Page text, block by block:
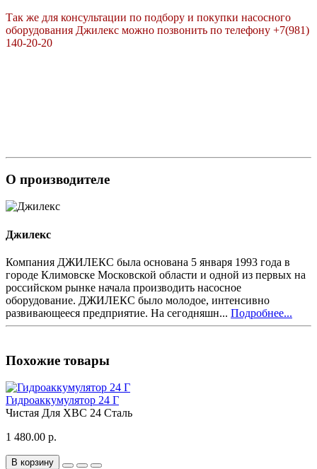
Так же для консультации по подбору и покупки насосного
оборудования Джилекс можно позвонить по телефону +7(981)
140-20-20
О производителе
Джилекс
Компания ДЖИЛЕКС была основана 5 января 1993 года в
городе Климовске Московской области и одной из первых на
российском рынке начала производить насосное
оборудование. ДЖИЛЕКС было молодое, интенсивно
развивающееся предприятие. На сегодняшн... Подробнее...
Похожие товары
Гидроаккумулятор 24 Г
Чистая Для ХВС 24 Сталь
1 480.00 р.
В корзину